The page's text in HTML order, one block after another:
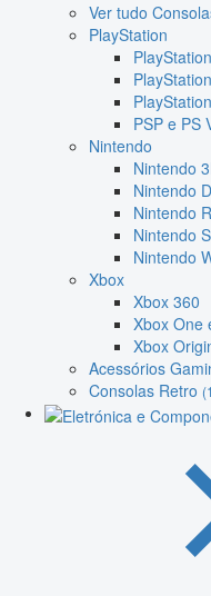
Ver tudo
PlayStation
PSP e PS
Nintendo
Nintendo
Nintendo
Nintendo
Nintendo
Nintendo
Xbox
Xbox 360
Xbox One
Xbox
Acessórios
Consolas Retro